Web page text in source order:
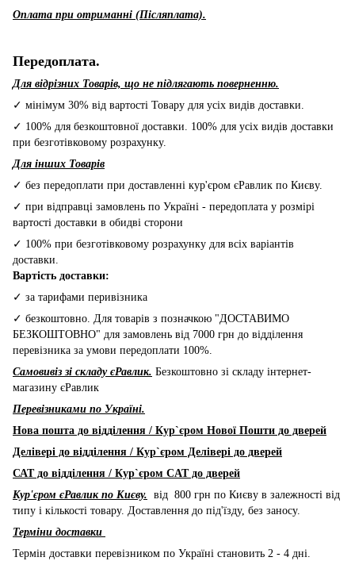
Оплата при отриманні (Післяплата).
Передоплата.
Для відрізних Товарів, що не підлягають поверненню.
✓ мінімум 30% від вартості Товару для усіх видів доставки.
✓ 100% для безкоштовної доставки. 100% для усіх видів доставки
при безготівковому розрахунку.
Для інших Товарів
✓ без передоплати при доставленні кур'єром єРавлик по Києву.
✓ при відправці замовлень по Україні - передоплата у розмірі
вартості доставки в обидві сторони
✓ 100% при безготівковому розрахунку для всіх варіантів
доставки.
Вартість доставки:
✓ за тарифами перивізника
✓ безкоштовно. Для товарів з позначкою "ДОСТАВИМО
БЕЗКОШТОВНО" для замовлень від 7000 грн до відділення
перевізника за умови передоплати 100%.
Самовивіз зі складу єРавлик. Безкоштовно зі складу інтернет-
магазину єРавлик
Перевізниками по Україні.
Нова пошта до відділення / Кур`єром Нової Пошти до дверей
Делівері до відділення / Кур`єром Делівері до дверей
САТ до відділення / Кур`єром CAT до дверей
Кур'єром єРавлик по Києву. від 800 грн по Києву в залежності від
типу і кількості товару. Доставлення до під'їзду, без заносу.
Терміни доставки
Термін доставки перевізником по Україні становить 2 - 4 дні.